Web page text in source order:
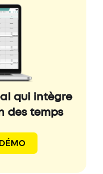
qui intègre
des temps